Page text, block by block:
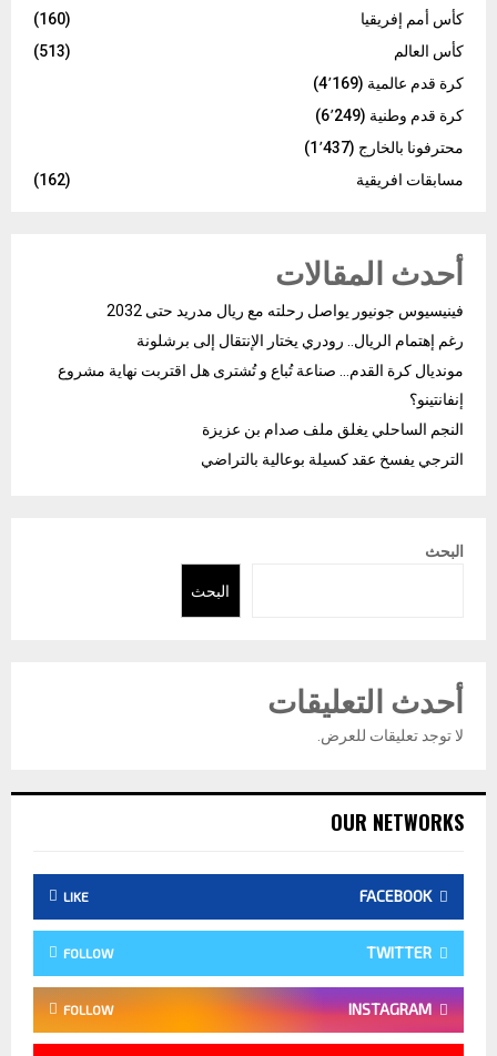
كأس أمم إفريقيا
(160)
كأس العالم
(513)
كرة قدم عالمية (4٬169)
كرة قدم وطنية (6٬249)
محترفونا بالخارج (1٬437)
مسابقات افريقية
(162)
أحدث المقالات
فينيسيوس جونيور يواصل رحلته مع ريال مدريد حتى 2032
رغم إهتمام الريال.. رودري يختار الإنتقال إلى برشلونة
مونديال كرة القدم… صناعة تُباع و تُشترى هل اقتربت نهاية مشروع
إنفانتينو؟
النجم الساحلي يغلق ملف صدام بن عزيزة
الترجي يفسخ عقد كسيلة بوعالية بالتراضي
البحث
البحث
أحدث التعليقات
لا توجد تعليقات للعرض.
OUR NETWORKS
FACEBOOK
LIKE
TWITTER
FOLLOW
INSTAGRAM
FOLLOW